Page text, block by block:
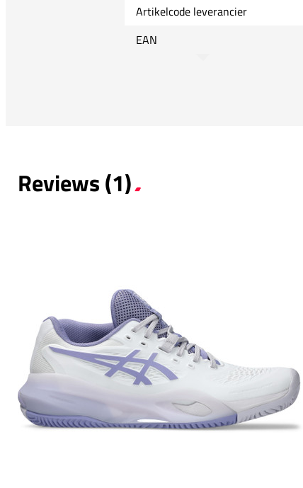
Artikelcode leverancier
EAN
Reviews (1)